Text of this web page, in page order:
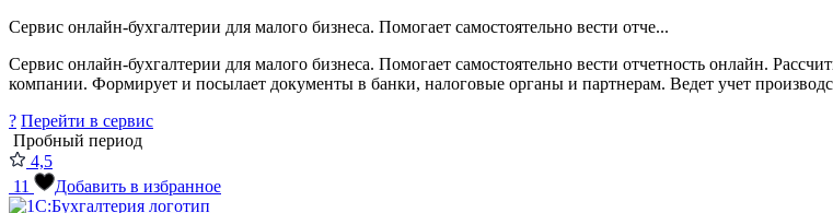
Сервис онлайн-бухгалтерии для малого бизнеса. Помогает самостоятельно вести отче...
Сервис онлайн-бухгалтерии для малого бизнеса. Помогает самостоятельно вести отчетность онлайн.
компании. Формирует и посылает документы в банки, налоговые органы и партнерам. Ведет учет
? Перейти в сервис
Пробный период
4,5
11
Добавить в избранное